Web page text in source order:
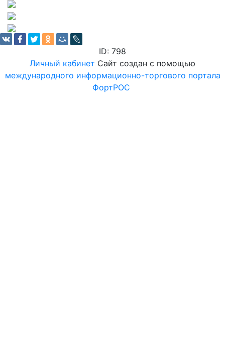
ID: 798
Личный кабинет Сайт создан с помощью
международного информационно-торгового портала
ФортРОС